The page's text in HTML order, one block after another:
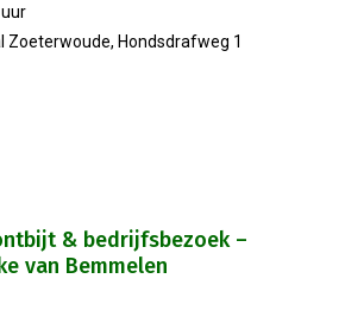
Zoeterwoude, Hondsdrafweg 1
& bedrijfsbezoek –
van Bemmelen